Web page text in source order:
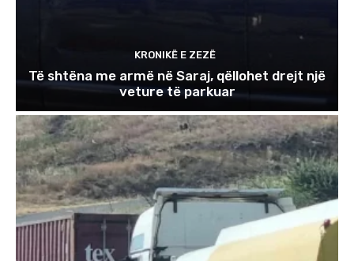
KRONIKË E ZEZË
Të shtëna me armë në Saraj, qëllohet drejt një
veture të parkuar